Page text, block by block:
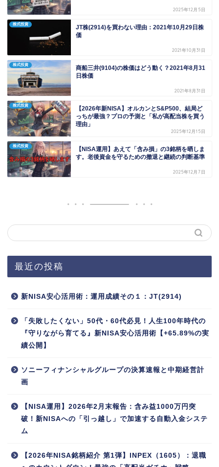
2025年12月5日
株式投資
JT株(2914)を買わない理由：2021年10月29日株
価
2021年10月31日
株式投資
商船三井(9104)の株価はどう動く？2021年8月31
日株価
2021年8月31日
株式投資
【2026年新NISA】オルカンとS&P500、結局ど
っちが最強？プロの予測と「私が高配当株を買う
理由」
2025年12月15日
株式投資
【NISA運用】あえて「含み損」の3銘柄を晒しま
す。老後資金を守るための撤退と継続の判断基準
2025年12月7日
最近の投稿
新NISA安心活用術：運用成績その１：JT(2914)
「失敗したくない」50代・60代必見！人生100年時代の
『守りながら育てる』新NISA安心活用術【+65.89%の実
績公開】
ソニーフィナンシャルグループの決算速報と中期経営計
画
【NISA運用】2026年2月末報告：含み益1000万円突
破！新NISAへの「引っ越し」で加速する自動入金システ
ム
【2026年NISA銘柄紹介 第1弾】INPEX（1605）：退職